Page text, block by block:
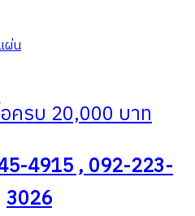
ผ่น
ครบ 20,000 บาท
4915 , 092-223-
3026